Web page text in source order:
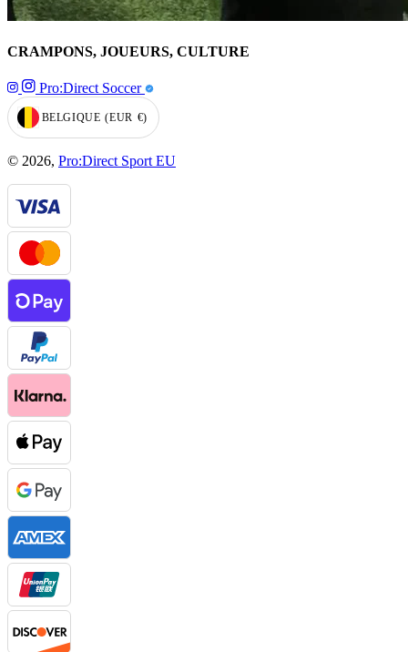
CRAMPONS, JOUEURS, CULTURE
Pro:Direct Soccer
GEOLOCATION BUTTON: BELGIQUE, EUR, €
BELGIQUE (EUR €)
© 2026, Pro:Direct Sport EU